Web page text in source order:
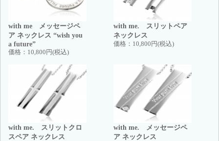
with me メッセージペ
ア ネックレス “wish you
a future”
価格： 10,800円(税込)
with me. スリットペア
ネックレス
価格： 10,800円(税込)
with me. スリットクロ
スペア ネックレス
with me. メッセージペ
ア ネックレス